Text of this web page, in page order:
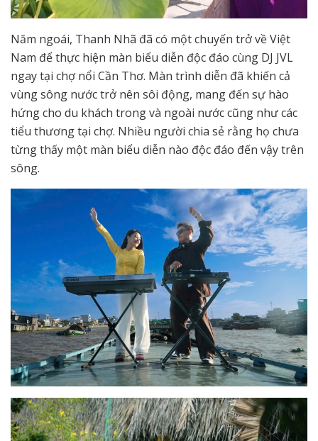
Năm ngoái, Thanh Nhã đã có một chuyến trở về Việt
Nam để thực hiện màn biểu diễn độc đáo cùng DJ JVL
ngay tại chợ nổi Cần Thơ. Màn trình diễn đã khiến cả
vùng sông nước trở nên sôi động, mang đến sự hào
hứng cho du khách trong và ngoài nước cũng như các
tiểu thương tại chợ. Nhiều người chia sẻ rằng họ chưa
từng thấy một màn biểu diễn nào độc đáo đến vậy trên
sông.